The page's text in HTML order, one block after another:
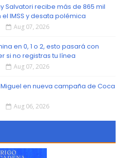
Salvatori recibe más de 865 mil
IMSS y desata polémica
Aug 07, 2026
en 0, 1 o 2, esto pasará con
si no registras tu línea
Aug 07, 2026
en nueva campaña de Coca
Aug 06, 2026